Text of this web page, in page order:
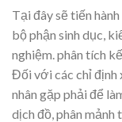
Tại đây sẽ tiến
bộ phận sinh dục,
nghiệm. phân tích
Đối với các chỉ định
nhân gặp phải để
dịch đồ, phân mảnh